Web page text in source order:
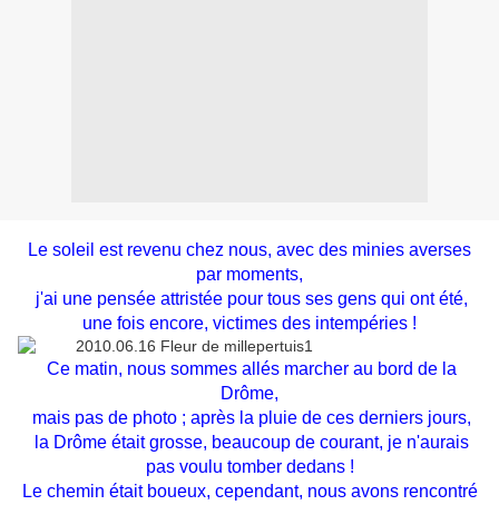
Le soleil est revenu chez nous, avec des minies averses
par moments,
j'ai une pensée attristée pour tous ses gens qui ont été,
une fois encore, victimes des intempéries !
Ce matin, nous sommes allés marcher au bord de la
Drôme,
mais pas de photo ; après la pluie de ces derniers jours,
la Drôme était grosse, beaucoup de courant, je n'aurais
pas voulu tomber dedans !
Le chemin était boueux, cependant, nous avons rencontré